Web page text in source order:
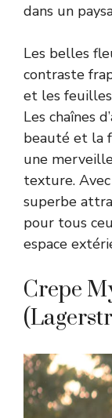
dans un
Les belles
contraste
et les feuilles
Les chaînes
beauté et la
une
texture.
superbe
pour tous
espace
Crepe